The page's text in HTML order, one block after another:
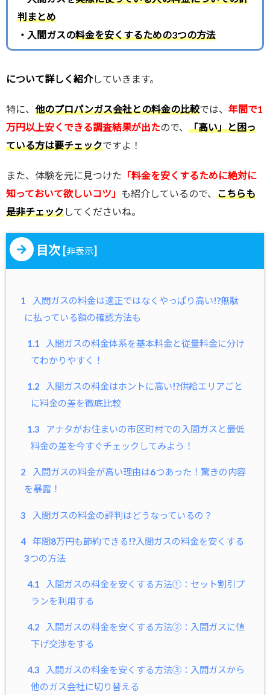
判まとめ
・入間ガスの料金を安くするための3つの方法
について詳しく紹介していきます。
特に、 他のプロパンガス会社との料金の比較では、 年間で1
万円以上安くできる調査結果が出たので、 「高い」と困っ
ている方は要チェックですよ！
また、体験を元に見つけた 「料金を安くするために絶対に
知っておいて欲しいコツ」 も紹介しているので、 こちらも
是非チェックしてくださいね。
目次 [非表示]
1
入間ガスの料金は適正ではなくやっぱり高い!?無駄
に払っている額の確認方法も
1.1
入間ガスの料金体系を基本料金と従量料金に分け
てわかりやすく！
1.2
入間ガスの料金はホントに高い!?供給エリアごと
に料金の差を徹底比較
1.3
アナタがお住まいの市区町村での入間ガスと最低
料金の差を今すぐチェックしてみよう！
2
入間ガスの料金が高い理由は6つあった！驚きの内容
を暴露！
3 入間ガスの料金の評判はどうなっているの？
4
年間8万円も節約できる!?入間ガスの料金を安くする
3つの方法
4.1
入間ガスの料金を安くする方法①：セット割引プ
ランを利用する
4.2
入間ガスの料金を安くする方法②：入間ガスに値
下げ交渉をする
4.3
入間ガスの料金を安くする方法③：入間ガスから
他のガス会社に切り替える